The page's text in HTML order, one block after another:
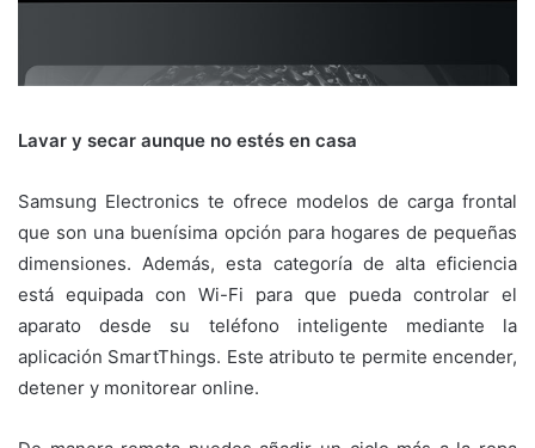
Lavar y secar aunque no estés en casa
Samsung Electronics te ofrece modelos de carga frontal
que son una buenísima opción para hogares de pequeñas
dimensiones. Además, esta categoría de alta eficiencia
está equipada con Wi-Fi para que pueda controlar el
aparato desde su teléfono inteligente mediante la
aplicación SmartThings. Este atributo te permite encender,
detener y monitorear online.